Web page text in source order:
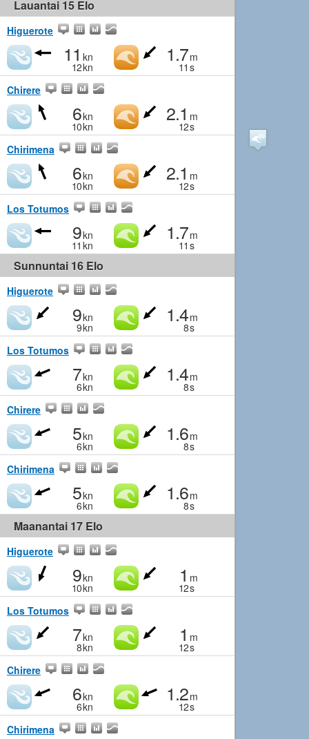
Lauantai 15 Elo
Higuerote
11 kn
12kn
1.7m
11 s
Chirere
6kn
10kn
2.1 m
12s
Chirimena
6kn
10kn
2.1 m
12s
Los Totumos
9kn
11 kn
1.7m
11 s
Sunnuntai 16 Elo
Higuerote
9kn
9kn
1.4m
8s
Los Totumos
7kn
6kn
1.4m
8s
Chirere
5kn
6kn
1.6m
8s
Chirimena
5kn
6kn
1.6m
8s
Maanantai 17 Elo
Higuerote
9kn
10kn
1 m
12s
Los Totumos
7kn
8kn
1 m
12s
Chirere
6kn
6kn
1.2m
12s
Chirimena